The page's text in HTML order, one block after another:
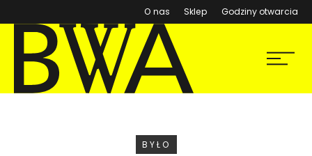
O nas Sklep (otwiera się w nowym
Godziny otwarcia
BWA Wrocław
Galerie Sztuki Współczesnej
Menu
WYDARZENIE
BYŁO